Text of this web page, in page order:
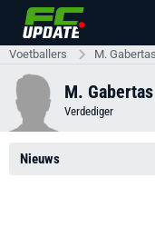
Voetballers M. Gabertas
M. Gabertas
Verdediger
Nieuws